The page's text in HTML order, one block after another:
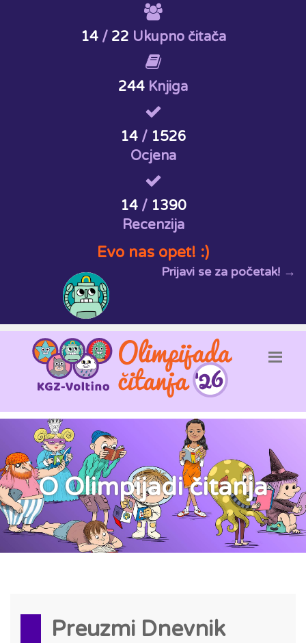
14/ 22 Ukupno čitača
244 Knjiga
14/ 1526
Ocjena
14/ 1390
Recenzija
Evo nas opet! :)
Prijavi se za početak! →
O Olimpijadi čitanja
Preuzmi Dnevnik